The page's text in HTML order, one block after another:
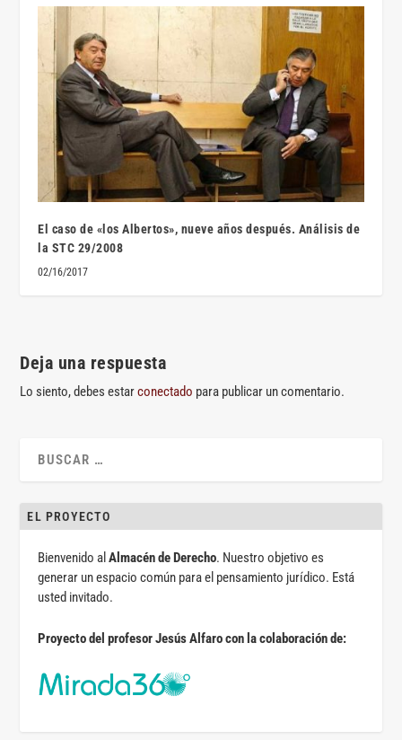
El caso de «los Albertos», nueve años después. Análisis de
la STC 29/2008
02/16/2017
Deja una respuesta
Lo siento, debes estarconectado para publicar un comentario.
EL PROYECTO
Bienvenido alAlmacén de Derecho. Nuestro objetivo es
generar un espacio común para el pensamiento jurídico. Está
usted invitado.
Proyecto del profesor Jesús Alfaro con la colaboración de: